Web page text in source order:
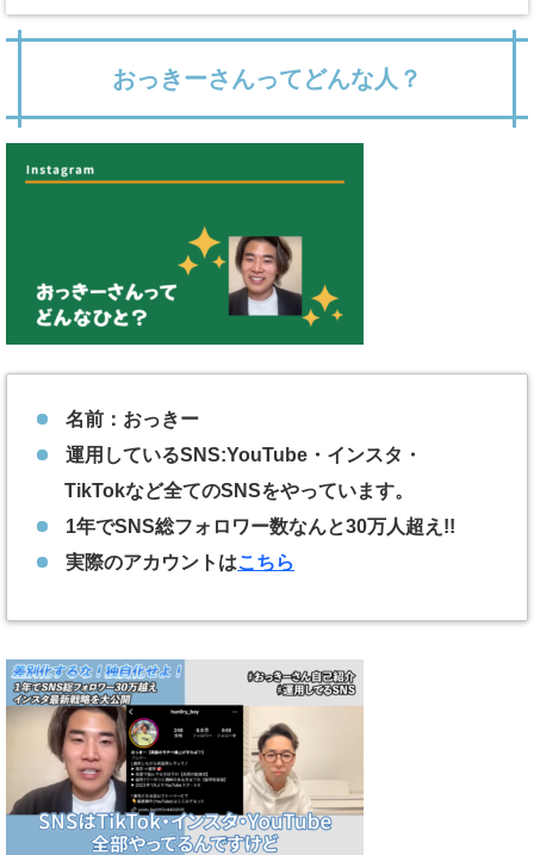
おっきーさんってどんな人？
名前：おっきー
運用しているSNS:YouTube・インスタ・
TikTokなど全てのSNSをやっています。
1年でSNS総フォロワー数なんと30万人超え!!
実際のアカウントはこちら